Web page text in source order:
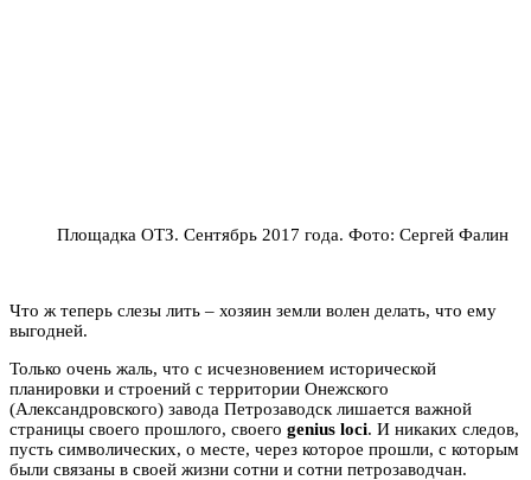
Площадка ОТЗ. Сентябрь 2017 года. Фото: Сергей Фалин
Что ж теперь слезы лить – хозяин земли волен делать, что ему
выгодней.
Только очень жаль, что с исчезновением исторической
планировки и строений с территории Онежского
(Александровского) завода Петрозаводск лишается важной
страницы своего прошлого, своего genius loci. И никаких следов,
пусть символических, о месте, через которое прошли, с которым
были связаны в своей жизни сотни и сотни петрозаводчан.